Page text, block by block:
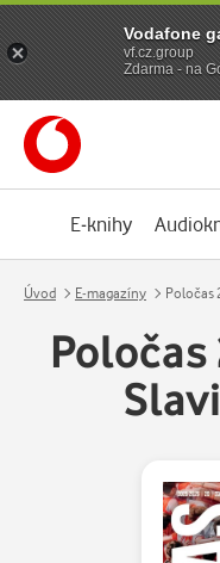
E-knihy
Úvod E-magazíny Poločas
Vodafone
vf.cz.group
Zdarma - na